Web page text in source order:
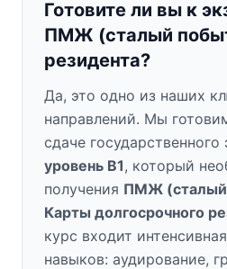
Готовите ли вы к
ПМЖ (сталый
резидента?
Да, это одно из наших
направлений. Мы
сдаче государственного
уровень B1, который
получения ПМЖ (сталый
Карты долгосрочного
курс входит
навыков: аудирование,